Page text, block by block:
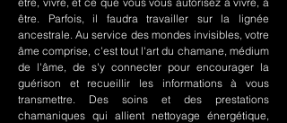
être. Parfois, il faudra travailler sur la lignée
ancestrale. Au service des mondes invisibles, votre
âme comprise, c'est tout l'art du chamane, médium
de l'âme, de s'y connecter pour encourager la
guérison et recueillir les informations à vous
transmettre. Des soins et des prestations
chamaniques qui allient nettoyage énergétique,